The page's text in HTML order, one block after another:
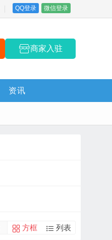
QQ登录 微信登录
商家入驻
资讯
方框 列表